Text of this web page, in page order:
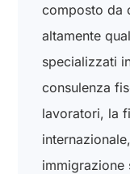
composto da
altamente
specializzati
consulenza
lavoratori, la
immigrazione